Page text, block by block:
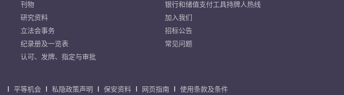
刊物
研究资料
立法会事务
纪录册及一览表
认可、发牌、指定与审批
银行和储值支付工具持牌人热线
加入我们
招标公告
常见问题
平等机会 私隐政策声明 保安资料 网页指南 使用条款及条件